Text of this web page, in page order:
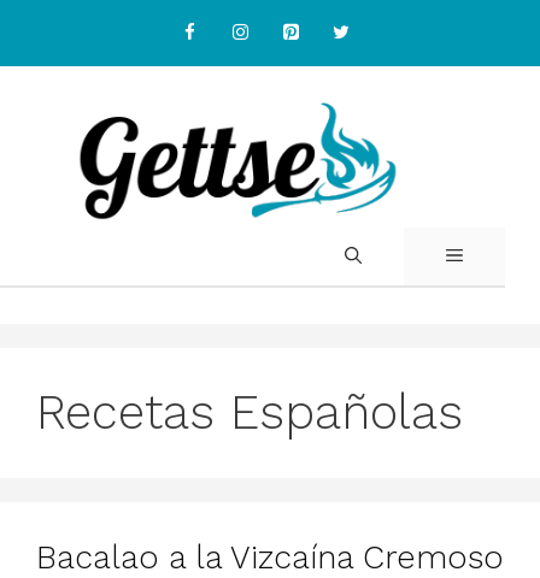
content
MENU
Recetas Españolas
Bacalao a la Vizcaína Cremoso